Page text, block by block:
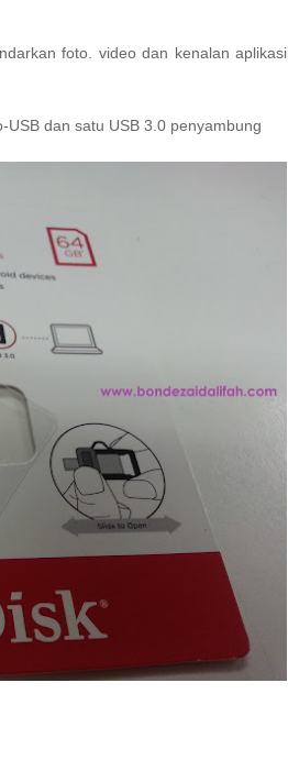
foto. video dan kenalan aplikasi
USB dan satu USB 3.0 penyambung